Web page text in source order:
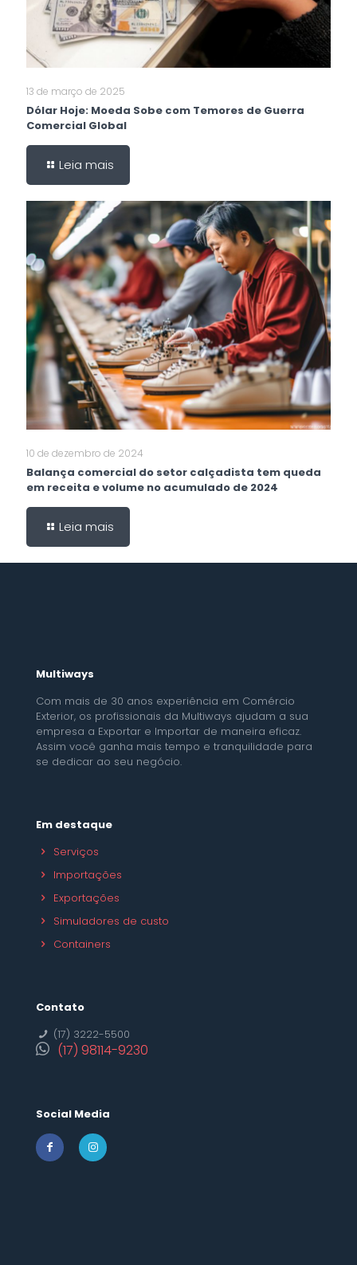
13 de março de 2025
Dólar Hoje: Moeda Sobe com Temores de Guerra
Comercial Global
Leia mais
10 de dezembro de 2024
Balança comercial do setor calçadista tem queda
em receita e volume no acumulado de 2024
Leia mais
Multiways
Com mais de 30 anos experiência em Comércio
Exterior, os profissionais da Multiways ajudam a sua
empresa a Exportar e Importar de maneira eficaz.
Assim você ganha mais tempo e tranquilidade para
se dedicar ao seu negócio.
Em destaque
Serviços
Importações
Exportações
Simuladores de custo
Containers
Contato
(17) 3222-5500
(17) 98114-9230
Social Media